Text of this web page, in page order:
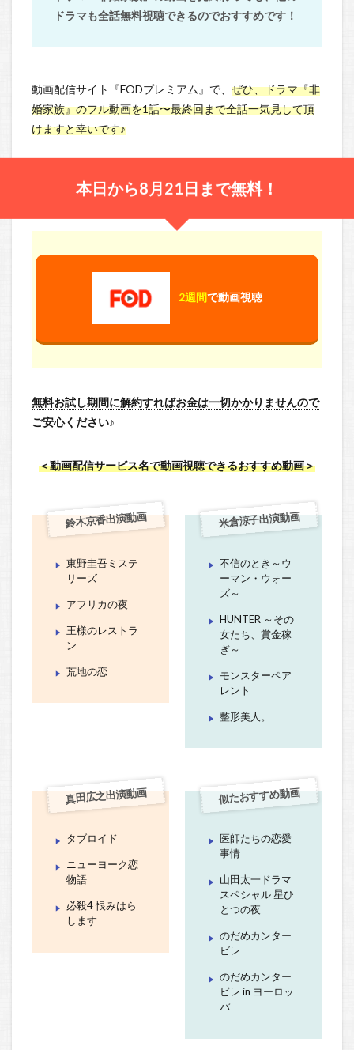
ドラマも全話無料視聴できるのでおすすめです！
動画配信サイト『FODプレミアム』で、 ぜひ、ドラマ『非
婚家族』のフル動画を1話〜最終回まで全話一気見して頂
けますと幸いです♪
本日から8月21日まで無料！
2週間で動画視聴
無料お試し期間に解約すればお金は一切かかりませんので
ご安心ください♪
＜動画配信サービス名で動画視聴できるおすすめ動画＞
鈴木京香出演動画
東野圭吾ミステ
リーズ
アフリカの夜
王様のレストラ
ン
荒地の恋
米倉涼子出演動画
不信のとき～ウ
ーマン・ウォー
ズ～
HUNTER ～その
女たち、賞金稼
ぎ～
モンスターペア
レント
整形美人。
真田広之出演動画
タブロイド
ニューヨーク恋
物語
必殺4 恨みはら
します
似たおすすめ動画
医師たちの恋愛
事情
山田太一ドラマ
スペシャル 星ひ
とつの夜
のだめカンター
ビレ
のだめカンター
ビレ in ヨーロッ
パ